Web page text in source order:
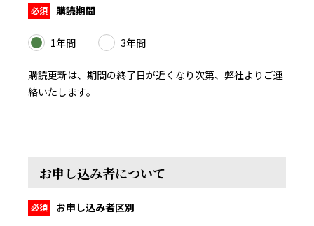
購読期間
1年間 3年間
購読更新は、期間の終了日が近くなり次第、弊社よりご連
絡いたします。
お申し込み者について
お申し込み者区別